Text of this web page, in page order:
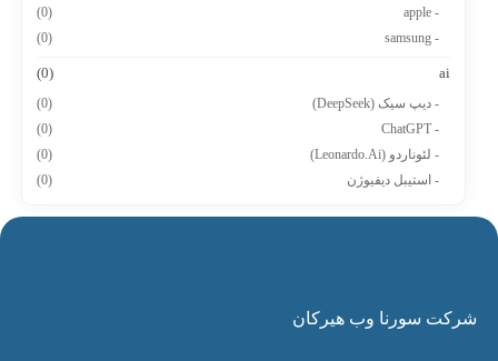
- apple
(0)
- samsung
(0)
ai
(0)
- دیپ سیک (DeepSeek)
(0)
- ChatGPT
(0)
- لئوناردو (Leonardo.Ai)
(0)
- استیبل دیفیوژن
(0)
شرکت سورنا وب هیرکان